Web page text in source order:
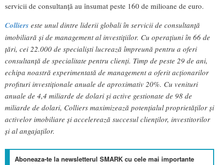
servicii de consultanță au însumat peste 160 de milioane de euro.
Colliers este unul dintre liderii globali în servicii de consultanță
imobiliară și de management al investițiilor. Cu operațiuni în 66 de
țări, cei 22.000 de specialiști lucrează împreună pentru a oferi
consultanță de specialitate pentru clienți. Timp de peste 29 de ani,
echipa noastră experimentată de management a oferit acționarilor
profituri investiționale anuale de aproximativ 20%. Cu venituri
anuale de 4,4 miliarde de dolari și active gestionate de 98 de
miliarde de dolari, Colliers maximizează potențialul proprietăților și
activelor imobiliare și accelerează succesul clienților, investitorilor
și al angajaților.
Aboneaza-te la newsletterul SMARK cu cele mai importante